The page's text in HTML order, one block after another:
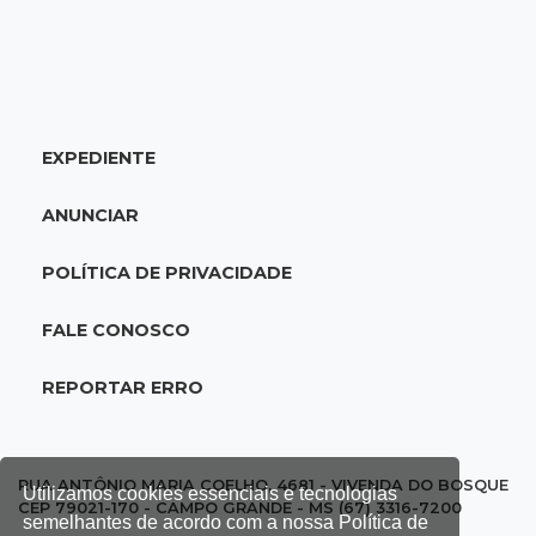
Utilizamos cookies essenciais e tecnologias
semelhantes de acordo com a nossa Política de
19:1895º caso
após reagir à abordagem policial
Em MS, uma criança é registrada sem o nome
inédito à Série A2 feminina
EXPEDIENTE
ANUNCIAR
POLÍTICA DE PRIVACIDADE
FALE CONOSCO
REPORTAR ERRO
RUA ANTÔNIO MARIA COELHO, 4681 - VIVENDA DO BOSQUE
CEP 79021-170 - CAMPO GRANDE - MS (67) 3316-7200